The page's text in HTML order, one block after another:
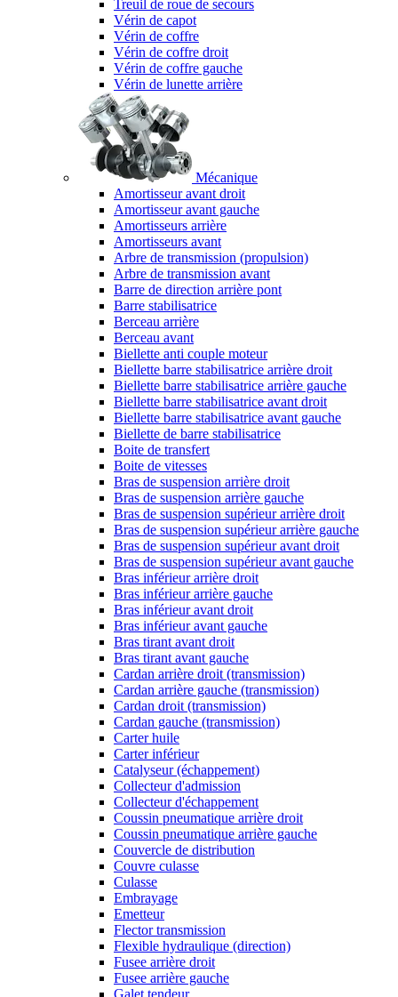
Treuil de roue de secours
Vérin de capot
Vérin de coffre
Vérin de coffre droit
Vérin de coffre gauche
Vérin de lunette arrière
Mécanique
Amortisseur avant droit
Amortisseur avant gauche
Amortisseurs arrière
Amortisseurs avant
Arbre de transmission (propulsion)
Arbre de transmission avant
Barre de direction arrière pont
Barre stabilisatrice
Berceau arrière
Berceau avant
Biellette anti couple moteur
Biellette barre stabilisatrice arrière droit
Biellette barre stabilisatrice arrière gauche
Biellette barre stabilisatrice avant droit
Biellette barre stabilisatrice avant gauche
Biellette de barre stabilisatrice
Boite de transfert
Boite de vitesses
Bras de suspension arrière droit
Bras de suspension arrière gauche
Bras de suspension supérieur arrière droit
Bras de suspension supérieur arrière gauche
Bras de suspension supérieur avant droit
Bras de suspension supérieur avant gauche
Bras inférieur arrière droit
Bras inférieur arrière gauche
Bras inférieur avant droit
Bras inférieur avant gauche
Bras tirant avant droit
Bras tirant avant gauche
Cardan arrière droit (transmission)
Cardan arrière gauche (transmission)
Cardan droit (transmission)
Cardan gauche (transmission)
Carter huile
Carter inférieur
Catalyseur (échappement)
Collecteur d'admission
Collecteur d'échappement
Coussin pneumatique arrière droit
Coussin pneumatique arrière gauche
Couvercle de distribution
Couvre culasse
Culasse
Embrayage
Emetteur
Flector transmission
Flexible hydraulique (direction)
Fusee arrière droit
Fusee arrière gauche
Galet tendeur